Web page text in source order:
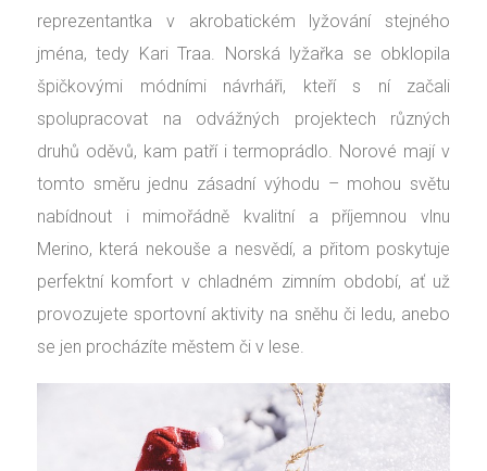
reprezentantka v akrobatickém lyžování stejného
jména, tedy Kari Traa. Norská lyžařka se obklopila
špičkovými módními návrháři, kteří s ní začali
spolupracovat na odvážných projektech různých
druhů oděvů, kam patří i termoprádlo. Norové mají v
tomto směru jednu zásadní výhodu – mohou světu
nabídnout i mimořádně kvalitní a příjemnou vlnu
Merino, která nekouše a nesvědí, a přitom poskytuje
perfektní komfort v chladném zimním období, ať už
provozujete sportovní aktivity na sněhu či ledu, anebo
se jen procházíte městem či v lese.